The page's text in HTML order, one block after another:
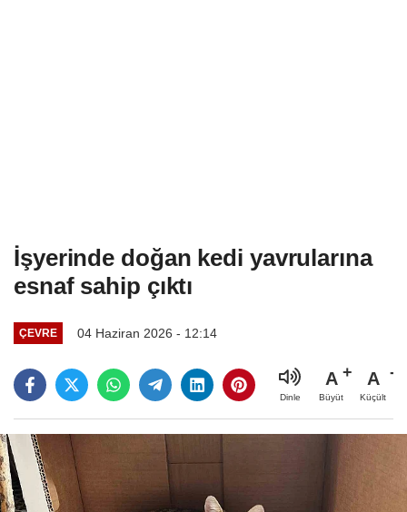
İşyerinde doğan kedi yavrularına
esnaf sahip çıktı
ÇEVRE 04 Haziran 2026 - 12:14
Dinle
A
Büyüt
A
Küçült